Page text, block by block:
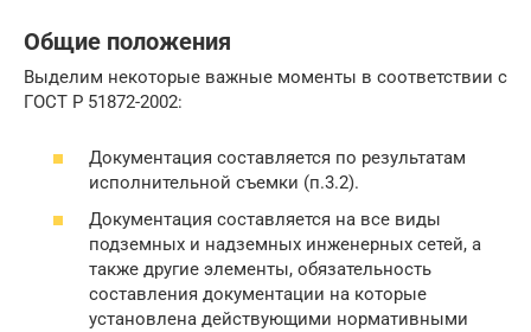
Общие положения
Выделим некоторые важные моменты в соответствии с
ГОСТ Р 51872-2002:
Документация составляется по результатам
исполнительной съемки (п.3.2).
Документация составляется на все виды
подземных и надземных инженерных сетей, а
также другие элементы, обязательность
составления документации на которые
установлена действующими нормативными